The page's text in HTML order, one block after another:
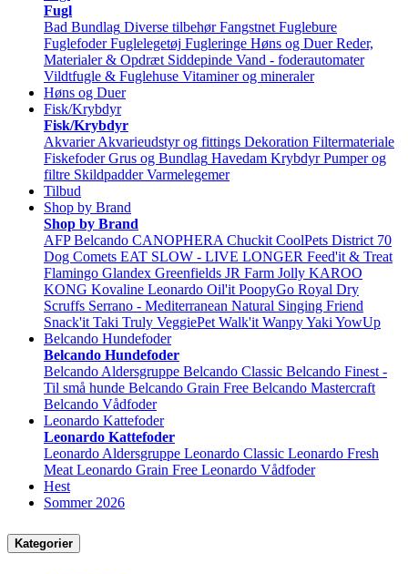
Fugl
Bad Bundlag Diverse tilbehør Fangstnet Fuglebure
Fuglefoder Fuglelegetøj Fugleringe Høns og Duer Reder,
Materialer & Opdræt Siddepinde Vand - foderautomater
Vildtfugle & Fuglehuse Vitaminer og mineraler
Høns og Duer
Fisk/Krybdyr
Fisk/Krybdyr
Akvarier Akvarieudstyr og fittings Dekoration Filtermateriale
Fiskefoder Grus og Bundlag Havedam Krybdyr Pumper og
filtre Skildpadder Varmelegemer
Tilbud
Shop by Brand
Shop by Brand
AFP Belcando CANOPHERA Chuckit CoolPets District 70
Dog Comets EAT SLOW - LIVE LONGER Feed'it & Treat
Flamingo Glandex Greenfields JR Farm Jolly KAROO
KONG Kovaline Leonardo Oil'it PoopyGo Royal Dry
Scruffs Serrano - Mediterranean Natural Singing Friend
Snack'it Taki Truly VeggiePet Walk'it WanpyYaki YowUp
Belcando Hundefoder
Belcando Hundefoder
Belcando Aldersgruppe Belcando Classic Belcando Finest -
Til små hunde Belcando Grain Free Belcando Mastercraft
Belcando Vådfoder
Leonardo Kattefoder
Leonardo Kattefoder
Leonardo Aldersgruppe Leonardo Classic Leonardo Fresh
Meat Leonardo Grain Free Leonardo Vådfoder
Hest
Sommer 2026
Kategorier